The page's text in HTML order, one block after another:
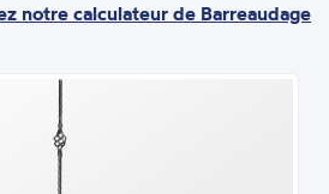
notre calculateur de Barreaudage